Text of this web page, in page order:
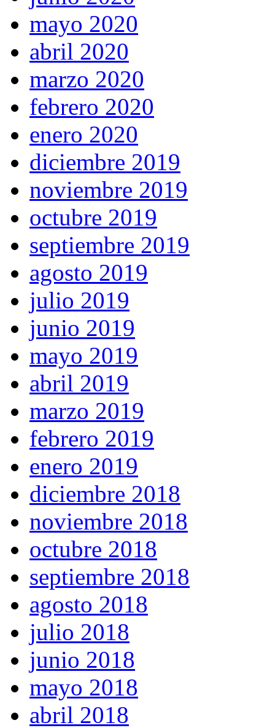
mayo 2020
abril 2020
marzo 2020
febrero 2020
enero 2020
diciembre 2019
noviembre 2019
octubre 2019
septiembre 2019
agosto 2019
julio 2019
junio 2019
mayo 2019
abril 2019
marzo 2019
febrero 2019
enero 2019
diciembre 2018
noviembre 2018
octubre 2018
septiembre 2018
agosto 2018
julio 2018
junio 2018
mayo 2018
abril 2018